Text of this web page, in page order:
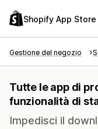
Shopify App Store
Gestione del negozio
Tutte le app di
funzionalità di
Impedisci il